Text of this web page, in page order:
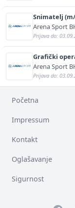
Snimatelj
Arena Sport
Prijava do:
Grafički
Arena Sport
Prijava do:
Početna
Impressum
Kontakt
Oglašavanje
Sigurnost